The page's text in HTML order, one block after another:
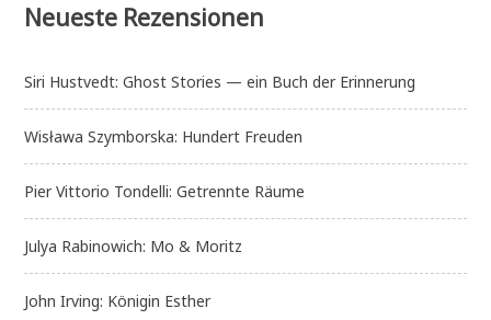
Neueste Rezensionen
Siri Hustvedt: Ghost Stories — ein Buch der Erinnerung
Wisława Szymborska: Hundert Freuden
Pier Vittorio Tondelli: Getrennte Räume
Julya Rabinowich: Mo & Moritz
John Irving: Königin Esther